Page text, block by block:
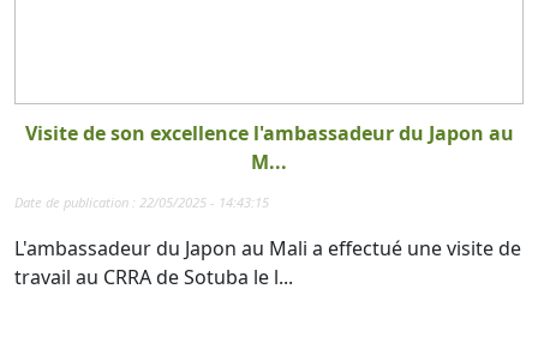
Visite de son excellence l'ambassadeur du Japon au
M...
Date de publication : 22/05/2025 - 14:43:15
L'ambassadeur du Japon au Mali a effectué une visite de
travail au CRRA de Sotuba le l...